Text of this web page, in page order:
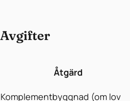
Avgifter
Åtgärd
Komplementbyggnad (om lov